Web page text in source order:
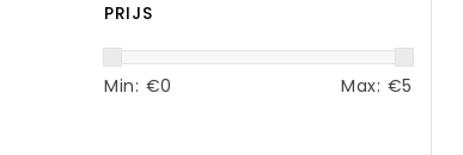
PRIJS
Min: €0 Max: €5